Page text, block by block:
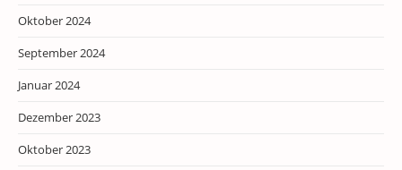
Oktober 2024
September 2024
Januar 2024
Dezember 2023
Oktober 2023